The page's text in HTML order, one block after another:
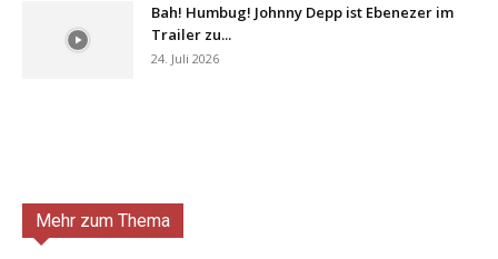
Bah! Humbug! Johnny Depp ist Ebenezer im
Trailer zu...
24. Juli 2026
Mehr zum Thema